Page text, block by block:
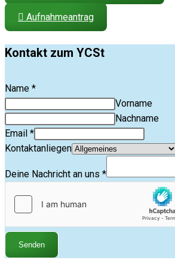
Aufnahmeantrag
Kontakt zum YCSt
Name *
Vorname
Nachname
Email *
Kontaktanliegen
Deine Nachricht an uns *
Senden